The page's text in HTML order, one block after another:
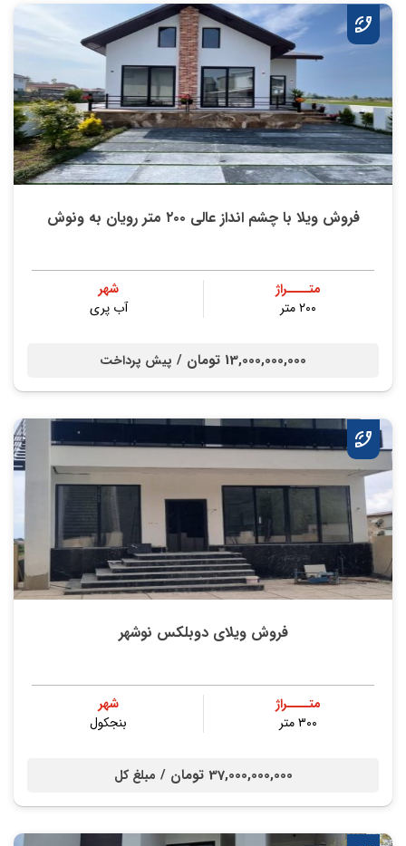
فروش ویلا با چشم انداز عالی ۲۰۰ متر رویان به ونوش
متــــراژ
۲۰۰ متر
شهر
آب پری
13,000,000,000 تومان / پیش پرداخت
فروش ویلای دوبلکس نوشهر
متــــراژ
۳۰۰ متر
شهر
بنجکول
37,000,000,000 تومان / مبلغ کل